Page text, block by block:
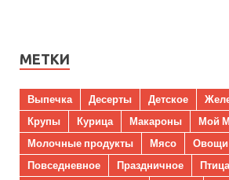
МЕТКИ
Выпечка Десерты Детское
Крупы
Курица Макароны
Мой
Молочные продукты
Мясо Овощи
Повседневное
Праздничное
Птица